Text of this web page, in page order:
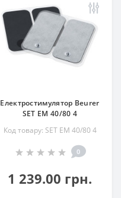
Електростимулятор Beurer
SET EM 40/80 4
Код товару: SET EM 40/80 4
0
1 239.00 грн.